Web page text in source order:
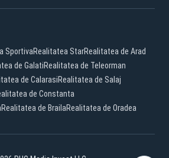
SportivaRealitatea StarRealitatea de Arad
de GalatiRealitatea de Teleorman
de CalarasiRealitatea de Salaj
de Constanta
Realitatea de BrailaRealitatea de Oradea